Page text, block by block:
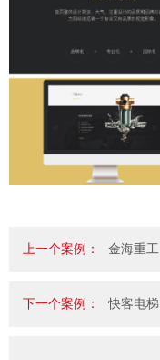
上一个案例： 金海重工
下一个案例： 快客电梯